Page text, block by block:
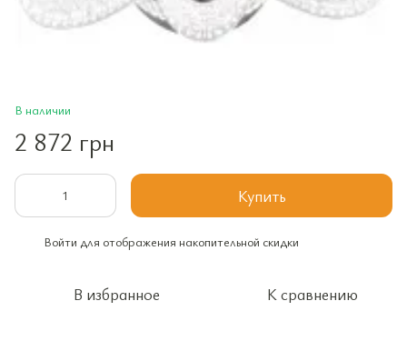
В наличии
2 872 грн
Купить
Войти для отображения накопительной скидки
В избранное К сравнению